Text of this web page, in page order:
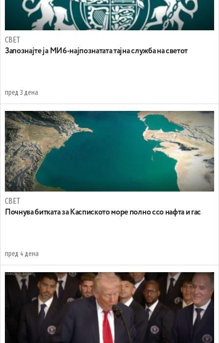
СВЕТ
Запознајте ја МИ6-најпознатата тајна служба на светот
пред 3 дена
СВЕТ
Почнува битката за Каспиското море полно ссо нафта и гас
пред 4 дена